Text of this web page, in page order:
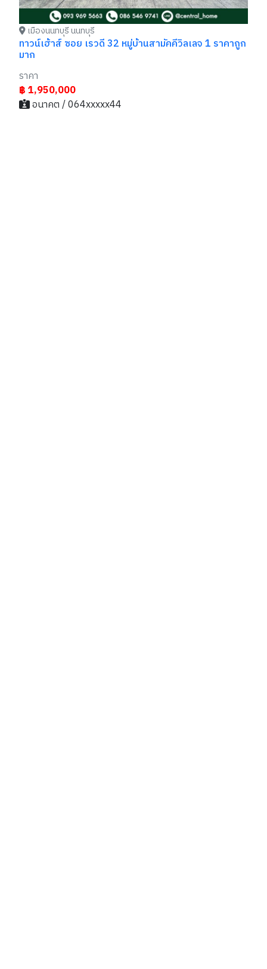
เมืองนนทบุรี นนทบุรี
ทาวน์เฮ้าส์ ซอย เรวดี 32 หมู่บ้านสามัคคีวิลเลจ 1 ราคาถูก
มาก
ราคา
฿ 1,950,000
อนาคต / 064xxxxx44